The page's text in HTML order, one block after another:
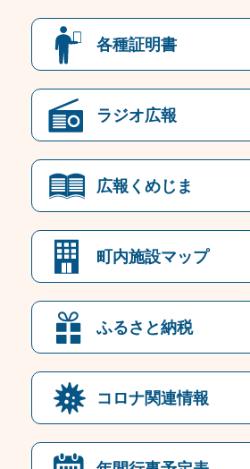
各種証明書
ラジオ広報
広報くめじま
町内施設マップ
ふるさと納税
コロナ関連情報